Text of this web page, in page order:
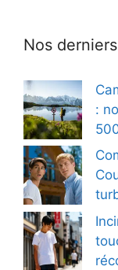
Nos
: